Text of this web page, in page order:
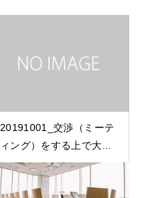
20191001_交渉（ミーテ
ィング）をする上で大...